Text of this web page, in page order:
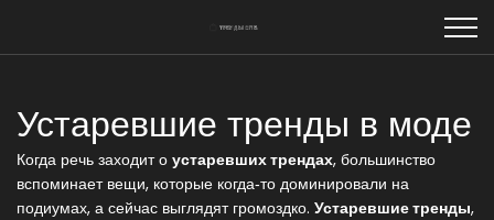
Устаревшие тренды в моде
Когда речь заходит о устаревших трендах, большинство
вспоминает вещи, которые когда‑то доминировали на
подиумах, а сейчас выглядят громоздко. Устаревшие тренды,